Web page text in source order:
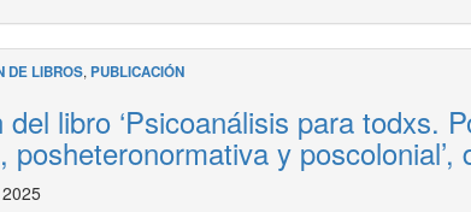
DE LIBROS, PUBLICACIÓN
del libro ‘Psicoanálisis para todxs.
posheteronormativa y poscolonial’,